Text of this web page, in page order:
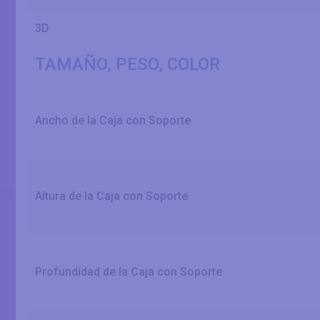
3D
TAMAÑO, PESO, COLOR
Ancho de la Caja con Soporte
Altura de la Caja con Soporte
Profundidad de la Caja con Soporte